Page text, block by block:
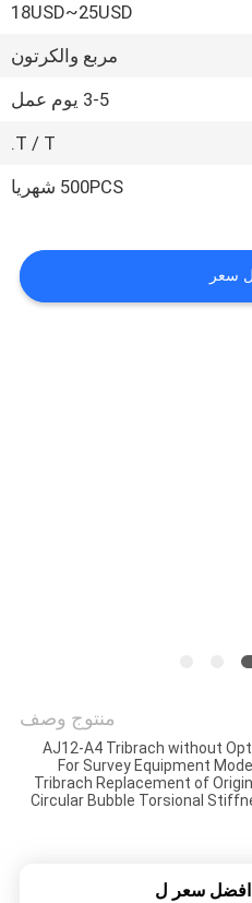
18USD~25USD
مربع والكرتون
3-5 يوم عمل
T / T.
500PCS شهريا
سعر
منتوج وصف
AJ12-A4 Tribrach without
For Survey Equipment
Tribrach Replacement of
Circular Bubble Torsional
سعر ل